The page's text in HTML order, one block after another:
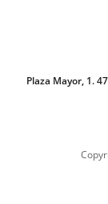
Plaza Mayor, 1.